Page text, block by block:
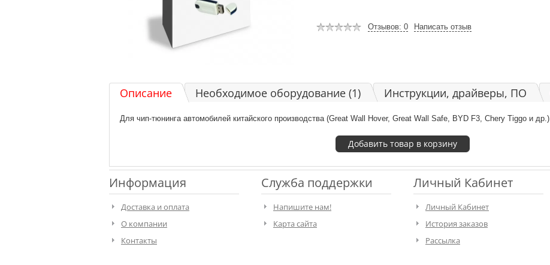
Отзывов: 0 Написать отзыв
Описание Необходимое оборудование (1) Инструкции, драйверы, ПО
Для чип-тюнинга автомобилей китайского производства (Great Wall Hover, Great Wall Safe, BYD F3, Chery Tiggo и др.).
Информация
Доставка и оплата
О компании
Контакты
Служба поддержки
Напишите нам!
Карта сайта
Личный Кабинет
Личный Кабинет
История заказов
Рассылка